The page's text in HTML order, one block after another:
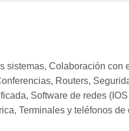
sistemas, Colaboración con
Routers,
Software de redes
Terminales y teléfonos de